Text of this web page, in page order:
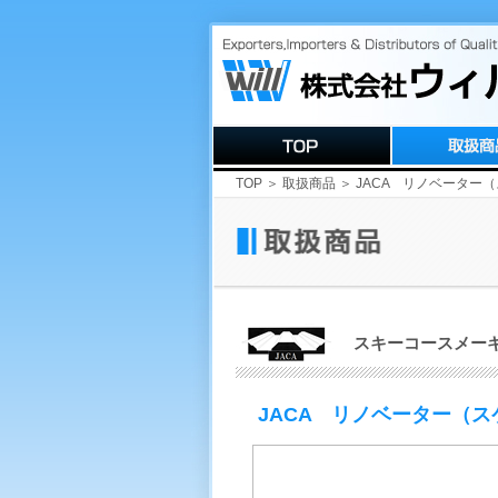
TOP ＞ 取扱商品 ＞ JACA リノベーター
スキーコースメー
JACA リノベーター（ス